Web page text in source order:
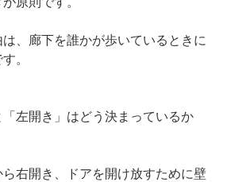
、廊下を誰かが歩いているときに
。
「左開き」はどう決まっているか
右開き、ドアを開け放すために壁